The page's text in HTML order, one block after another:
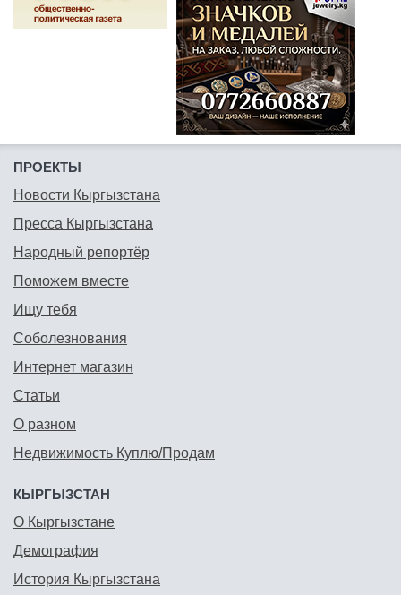
ПРОЕКТЫ
Новости Кыргызстана
Пресса Кыргызстана
Народный репортёр
Поможем вместе
Ищу тебя
Соболезнования
Интернет магазин
Статьи
О разном
Недвижимость Куплю/Продам
КЫРГЫЗСТАН
О Кыргызстане
Демография
История Кыргызстана